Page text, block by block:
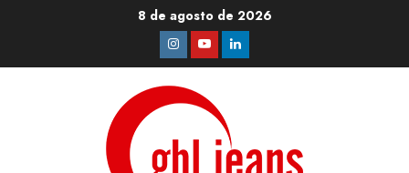
8 de agosto de 2026
Instagram
YoutubeLinkedin